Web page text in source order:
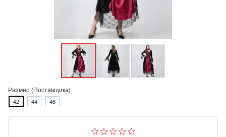
Размер (Поставщика)
42 44 46